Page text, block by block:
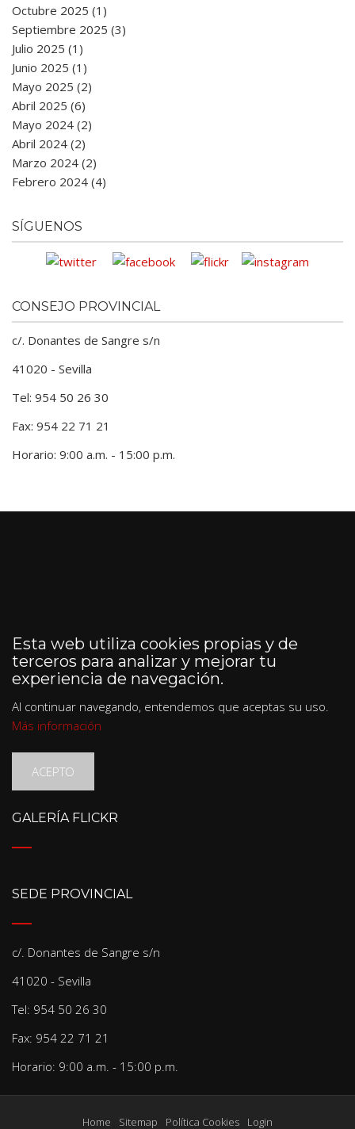
Octubre 2025 (1)
Septiembre 2025 (3)
Julio 2025 (1)
Junio 2025 (1)
Mayo 2025 (2)
Abril 2025 (6)
Mayo 2024 (2)
Abril 2024 (2)
Marzo 2024 (2)
Febrero 2024 (4)
SÍGUENOS
CONSEJO PROVINCIAL
c/. Donantes de Sangre s/n
41020 - Sevilla
Tel: 954 50 26 30
Fax: 954 22 71 21
Horario: 9:00 a.m. - 15:00 p.m.
Esta web utiliza cookies propias y de
terceros para analizar y mejorar tu
experiencia de navegación.
Al continuar navegando, entendemos que aceptas su uso.
Más información
ACEPTO
GALERÍA FLICKR
SEDE PROVINCIAL
c/. Donantes de Sangre s/n
41020 - Sevilla
Tel: 954 50 26 30
Fax: 954 22 71 21
Horario: 9:00 a.m. - 15:00 p.m.
Home Sitemap Política Cookies Login